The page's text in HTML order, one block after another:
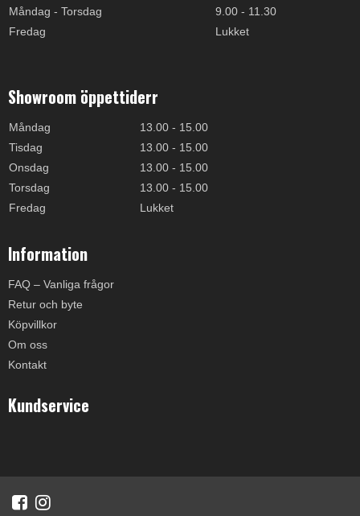
Måndag - Torsdag
9.00 - 11.30
Fredag
Lukket
Showroom öppettiderr
Måndag
13.00 - 15.00
Tisdag
13.00 - 15.00
Onsdag
13.00 - 15.00
Torsdag
13.00 - 15.00
Fredag
Lukket
Information
FAQ – Vanliga frågor
Retur och byte
Köpvillkor
Om oss
Kontakt
Kundservice